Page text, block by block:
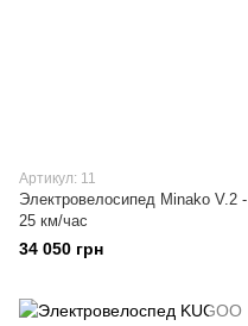
Артикул: 11
Электровелосипед Minako V.2 -
25 км/час
34 050 грн